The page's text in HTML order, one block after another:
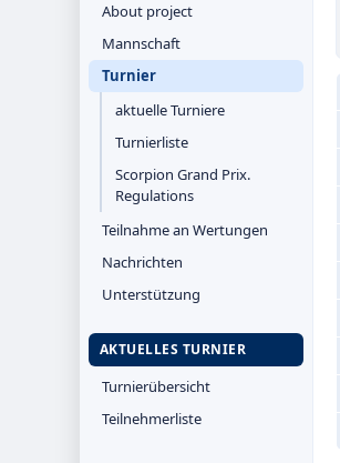
About project
Mannschaft
Turnier
aktuelle Turniere
Turnierliste
Scorpion Grand Prix.
Regulations
Teilnahme an Wertungen
Nachrichten
Unterstützung
AKTUELLES TURNIER
Turnierübersicht
Teilnehmerliste